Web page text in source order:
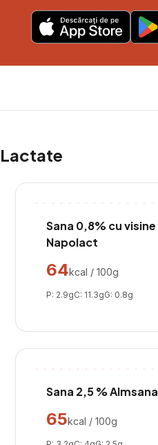
Lactate
Sana 0,8% cu visine
Napolact
64kcal / 100g
P: 2.9gC: 11.3gG: 0.8g
Sana 2,5 % Almsana
65kcal / 100g